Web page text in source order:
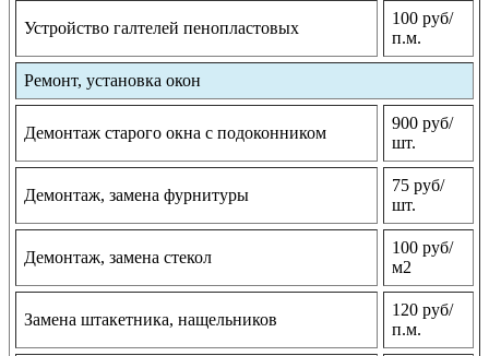
Устройство галтелей пенопластовых
100 руб/
п.м.
Ремонт, установка окон
Демонтаж старого окна с подоконником
900 руб/
шт.
Демонтаж, замена фурнитуры
75 руб/
шт.
Демонтаж, замена стекол
100 руб/
м2
Замена штакетника, нащельников
120 руб/
п.м.